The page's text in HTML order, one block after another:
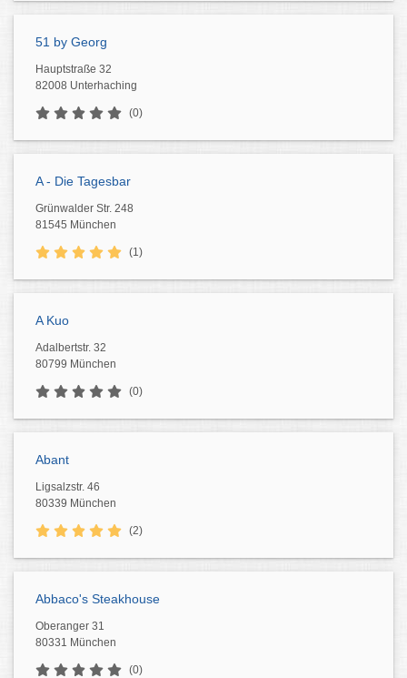
51 by Georg
Hauptstraße 32
82008 Unterhaching
(0)
A - Die Tagesbar
Grünwalder Str. 248
81545 München
(1)
A Kuo
Adalbertstr. 32
80799 München
(0)
Abant
Ligsalzstr. 46
80339 München
(2)
Abbaco's Steakhouse
Oberanger 31
80331 München
(0)